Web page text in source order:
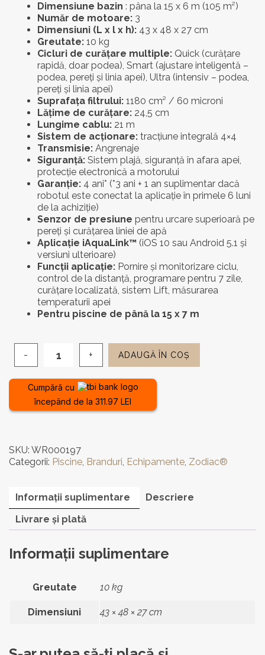
Dimensiune bazin : pâna la 15 x 6 m (105 m²)
Număr de motoare: 3
Dimensiuni (L x l x h): 43 x 48 x 27 cm
Greutate: 10 kg
Cicluri de curățare multiple: Quick (curățare
rapidă, doar podea), Smart (ajustare inteligentă –
podea, pereți și linia apei), Ultra (intensiv – podea,
pereți și linia apei)
Suprafața filtrului: 1180 cm² / 60 microni
Lățime de curățare: 24,5 cm
Lungime cablu: 21 m
Sistem de acționare: tracțiune integrală 4×4
Transmisie: Angrenaje
Siguranță: Sistem plajă, siguranță în afara apei,
protecție electronică a motorului
Garanție: 4 ani* (*3 ani + 1 an suplimentar dacă
robotul este conectat la aplicație în primele 6 luni
de la achiziție)
Senzor de presiune pentru urcare superioară pe
pereți și curățarea liniei de apă
Aplicație iAquaLink™ (iOS 10 sau Android 5.1 și
versiuni ulterioare)
Funcții aplicație: Pornire și monitorizare ciclu,
control de la distanță, programare pentru 7 zile,
curățare localizată, sistem Lift, măsurarea
temperaturii apei
Pentru piscine de până la 15 x 7 m
electric
curățarea
ALPHA
iQ™
6700
iQ
105
ADAUGĂ ÎN COȘ
Cumpără cu
începând de la 311.97 LEI
SKU: WR000197
Categorii: Piscine, Branduri, Echipamente, Zodiac®
Informații suplimentare
Descriere
Livrare și plată
Informații suplimentare
Greutate 10 kg
Dimensiuni 43 × 48 × 27 cm